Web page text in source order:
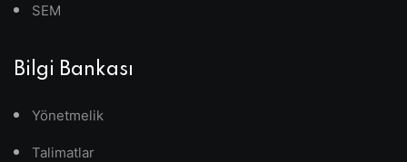
SEM
Bilgi Bankası
Yönetmelik
Talimatlar